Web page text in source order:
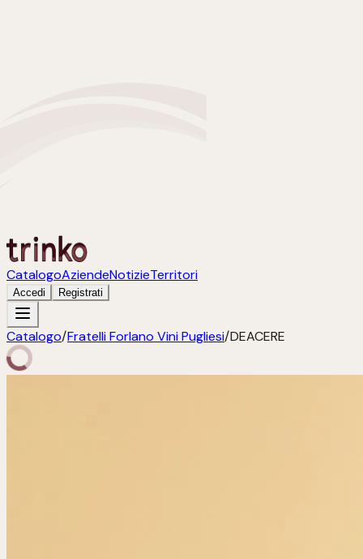
CatalogoAziendeNotizieTerritori
Accedi Registrati
Catalogo/Fratelli Forlano Vini Pugliesi/DEACERE